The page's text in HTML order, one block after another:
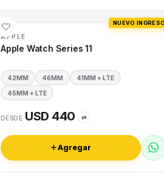
NUEVO INGRESO
APPLE
Apple Watch Series 11
42MM 46MM 41MM + LTE
45MM + LTE
DESDE USD 440 ⇄
Agregar